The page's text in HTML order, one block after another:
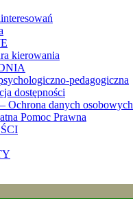
kierowania
pedagogiczna
dostępności
Ochrona danych osobowych
Pomoc Prawna